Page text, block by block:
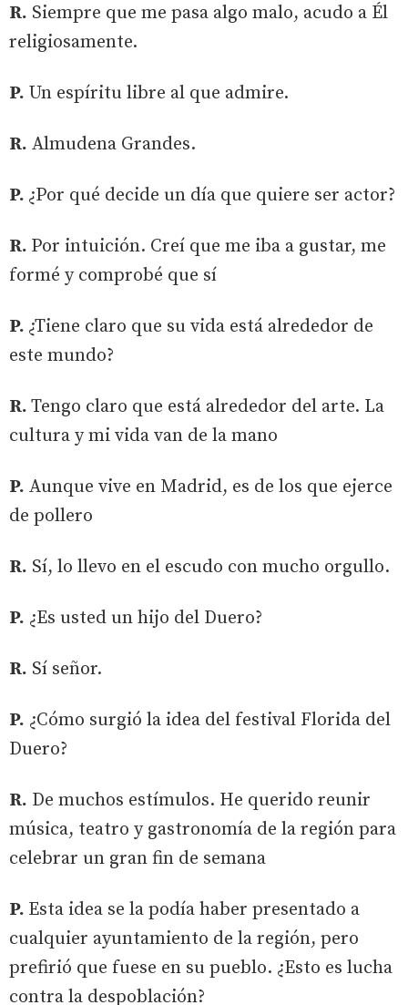
R. Siempre que me pasa algo malo, acudo a Él
religiosamente.
P. Un espíritu libre al que admire.
R. Almudena Grandes.
P. ¿Por qué decide un día que quiere ser actor?
R. Por intuición. Creí que me iba a gustar, me
formé y comprobé que sí
P. ¿Tiene claro que su vida está alrededor de
este mundo?
R. Tengo claro que está alrededor del arte. La
cultura y mi vida van de la mano
P. Aunque vive en Madrid, es de los que ejerce
de pollero
R. Sí, lo llevo en el escudo con mucho orgullo.
P. ¿Es usted un hijo del Duero?
R. Sí señor.
P. ¿Cómo surgió la idea del festival Florida del
Duero?
R. De muchos estímulos. He querido reunir
música, teatro y gastronomía de la región para
celebrar un gran fin de semana
P. Esta idea se la podía haber presentado a
cualquier ayuntamiento de la región, pero
prefirió que fuese en su pueblo. ¿Esto es lucha
contra la despoblación?